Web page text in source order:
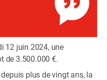
12 juin 2024, une
de 3.500.000 €.
plus de vingt ans, la